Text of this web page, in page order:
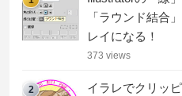
「ラウンド結合
レイになる！
373 views
2
イラレでクリッ